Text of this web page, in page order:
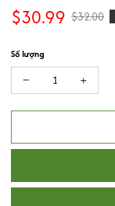
$30.99 $32.00
Số lượng